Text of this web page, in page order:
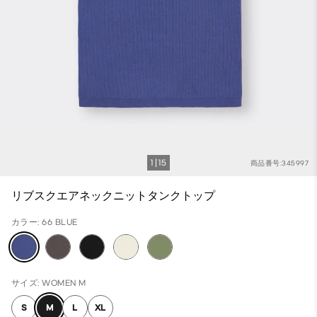
商品番号:345997
1 15
リブスクエアネックニットタンクトップ
カラー: 66 BLUE
サイズ: WOMEN M
S M L XL